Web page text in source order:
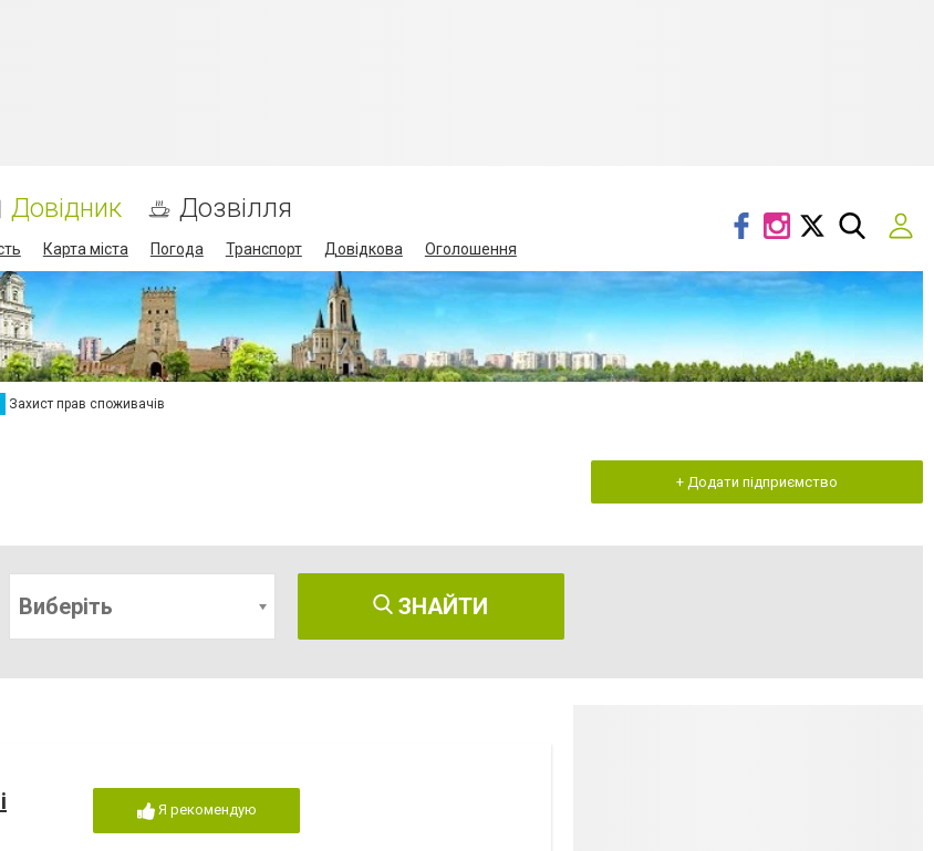
Довідник Дозвілля
Карта міста Погода Транспорт Довідкова Оголошення
Захист прав споживачів
+ Додати підприємство
Виберіть ЗНАЙТИ
Я рекомендую